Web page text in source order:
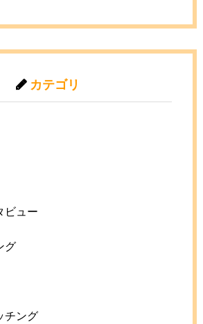
カテゴリ
ビュー
グ
チング